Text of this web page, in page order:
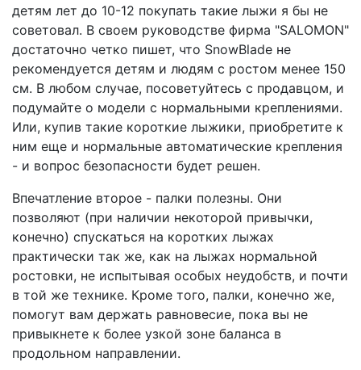
детям лет до 10-12 покупать такие лыжи я бы не
советовал. В своем руководстве фирма "SALOMON"
достаточно четко пишет, что SnowBlade не
рекомендуется детям и людям с ростом менее 150
см. В любом случае, посоветуйтесь с продавцом, и
подумайте о модели с нормальными креплениями.
Или, купив такие короткие лыжики, приобретите к
ним еще и нормальные автоматические крепления
- и вопрос безопасности будет решен.
Впечатление второе - палки полезны. Они
позволяют (при наличии некоторой привычки,
конечно) спускаться на коротких лыжах
практически так же, как на лыжах нормальной
ростовки, не испытывая особых неудобств, и почти
в той же технике. Кроме того, палки, конечно же,
помогут вам держать равновесие, пока вы не
привыкнете к более узкой зоне баланса в
продольном направлении.